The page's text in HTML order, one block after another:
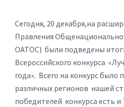
Сегодня, 20 декабря,на
Правления
ОАТОС) были подведены
Всероссийского конкурса
года». Всего на конкурс было
различных регионов нашей
победителей конкурса есть